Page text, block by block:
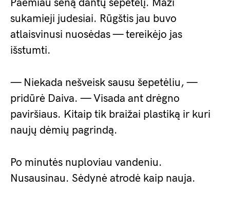
Paėmiau seną dantų šepetėlį. Maži
sukamieji judesiai. Rūgštis jau buvo
atlaisvinusi nuosėdas — tereikėjo jas
išstumti.
— Niekada nešveisk sausu šepetėliu, —
pridūrė Daiva. — Visada ant drėgno
paviršiaus. Kitaip tik braižai plastiką ir kuri
naujų dėmių pagrindą.
Po minutės nuploviau vandeniu.
Nusausinau. Sėdynė atrodė kaip nauja.